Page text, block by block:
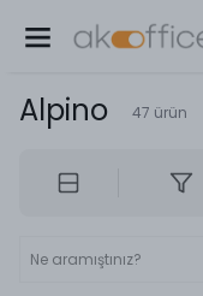
Alpino 47 ürün